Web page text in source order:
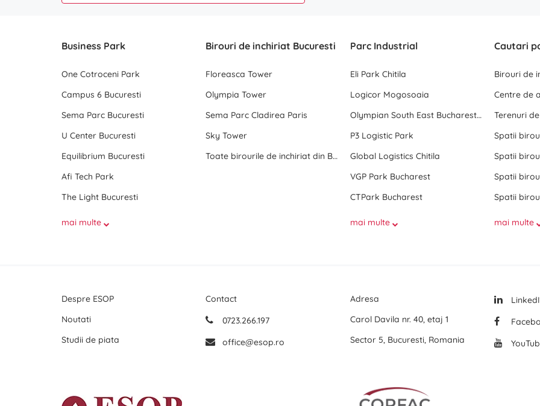
Business Park
One Cotroceni Park
Campus 6 Bucuresti
Sema Parc Bucuresti
U Center Bucuresti
Equilibrium Bucuresti
Afi Tech Park
The Light Bucuresti
mai multe
Birouri de inchiriat Bucuresti
Floreasca Tower
Olympia Tower
Sema Parc Cladirea Paris
Sky Tower
Toate birourile de inchiriat din Bucuresti
Parc Industrial
Eli Park Chitila
Logicor Mogosoaia
Olympian South East Bucharest Park
P3 Logistic Park
Global Logistics Chitila
VGP Park Bucharest
CTPark Bucharest
mai multe
Cautari
Birouri de
Terenuri
Spatii
Spatii
Spatii
Spatii
mai multe
Despre ESOP
Noutati
Studii de piata
Contact
0723.266.197
office@esop.ro
Adresa
Carol Davila nr. 40, etaj 1
Sector 5, Bucuresti, Romania